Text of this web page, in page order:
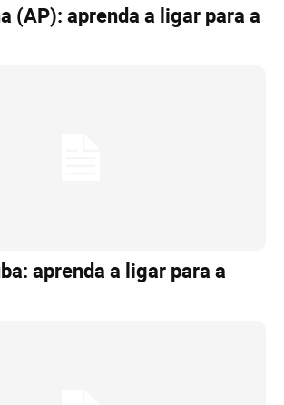
(AP): aprenda a ligar para a
aprenda a ligar para a